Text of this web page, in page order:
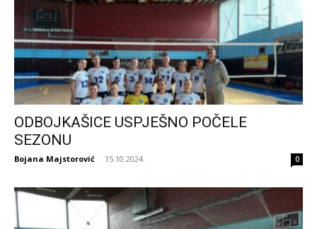
ODBOJKAŠICE USPJEŠNO POČELE
SEZONU
Bojana Majstorović - 15.10.2024. 0